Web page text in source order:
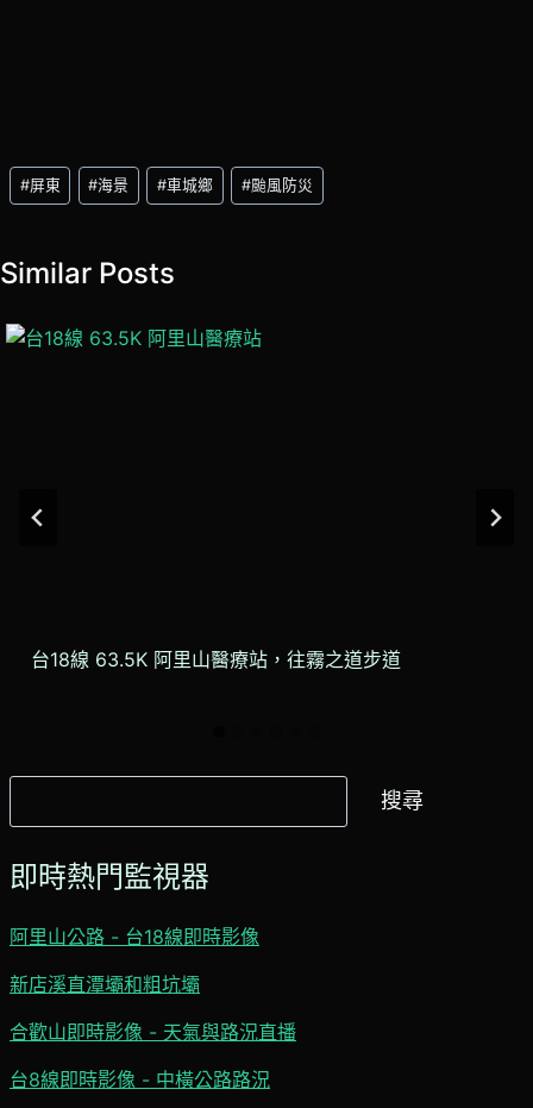
Post
Tags:
#屏東 #海景 #車城鄉 #颱風防災
Similar Posts
台18線 63.5K 阿里山醫療站，往霧之道步道
尋
搜尋
即時熱門監視器
阿里山公路 - 台18線即時影像
新店溪直潭壩和粗坑壩
合歡山即時影像 - 天氣與路況直播
台8線即時影像 - 中橫公路路況